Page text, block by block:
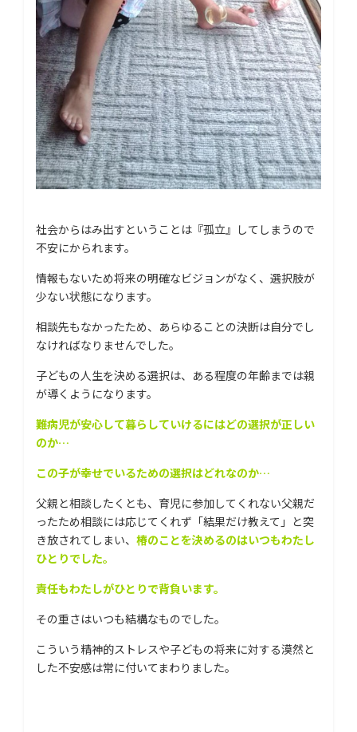
社会からはみ出すということは『孤立』してしまうので
不安にかられます。
情報もないため将来の明確なビジョンがなく、選択肢が
少ない状態になります。
相談先もなかったため、あらゆることの決断は自分でし
なければなりませんでした。
子どもの人生を決める選択は、ある程度の年齢までは親
が導くようになります。
難病児が安心して暮らしていけるにはどの選択が正しい
のか…
この子が幸せでいるための選択はどれなのか…
父親と相談したくとも、育児に参加してくれない父親だ
ったため相談には応じてくれず「結果だけ教えて」と突
き放されてしまい、 椿のことを決めるのはいつもわたし
ひとりでした。
責任もわたしがひとりで背負います。
その重さはいつも結構なものでした。
こういう精神的ストレスや子どもの将来に対する漠然と
した不安感は常に付いてまわりました。